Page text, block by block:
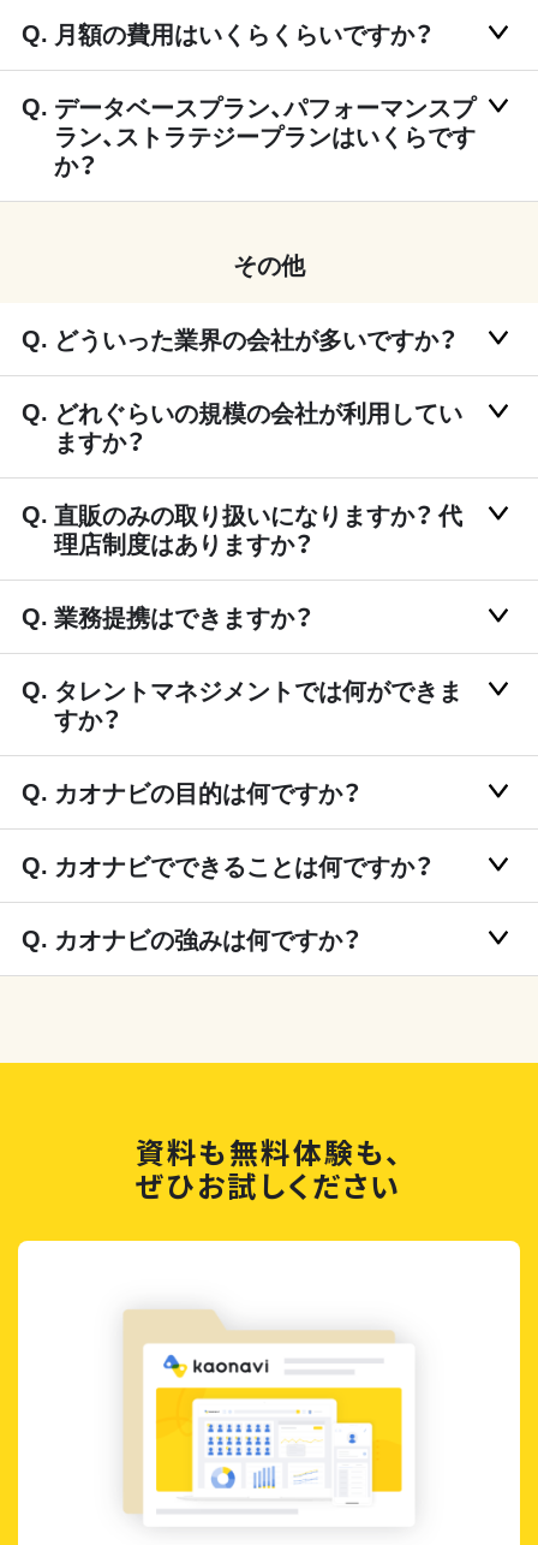
月額の費用はいくらくらいですか？
データベースプラン、パフォーマンスプ
ラン、ストラテジープランはいくらです
か？
その他
どういった業界の会社が多いですか？
どれぐらいの規模の会社が利用してい
ますか？
直販のみの取り扱いになりますか？ 代
理店制度はありますか？
業務提携はできますか？
タレントマネジメントでは何ができま
すか？
カオナビの目的は何ですか？
カオナビでできることは何ですか？
カオナビの強みは何ですか？
資料も無料体験も、
ぜひお試しください